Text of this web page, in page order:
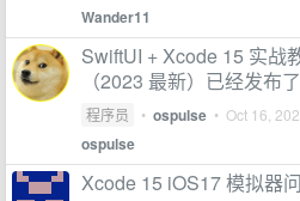
Wander11
SwiftUI + Xcode 15 实战
（2023 最新）已经发布了
程序员 • ospulse • Oct 16,
ospulse
Xcode 15 iOS17 模拟器